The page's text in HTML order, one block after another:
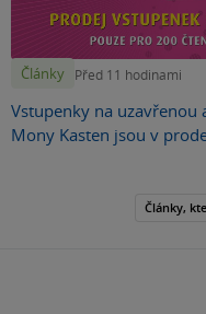
Články Před 11 hodinami
Vstupenky na uzavřenou
Mony Kasten jsou v
Články,